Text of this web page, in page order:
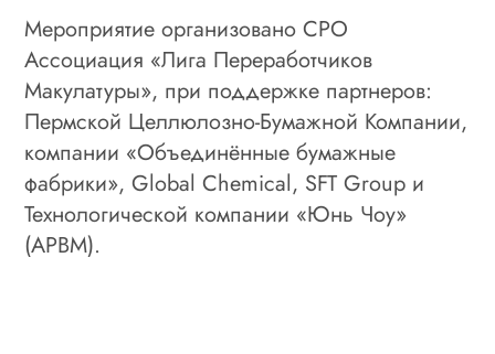
Мероприятие организовано СРО
Ассоциация «Лига Переработчиков
Макулатуры», при поддержке партнеров:
Пермской Целлюлозно-Бумажной Компании,
компании «Объединённые бумажные
фабрики», Global Chemical, SFT Group и
Технологической компании «Юнь Чоу»
(АРBM).